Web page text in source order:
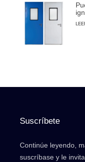
Suscríbete
Continúe leyendo,
suscríbase y le